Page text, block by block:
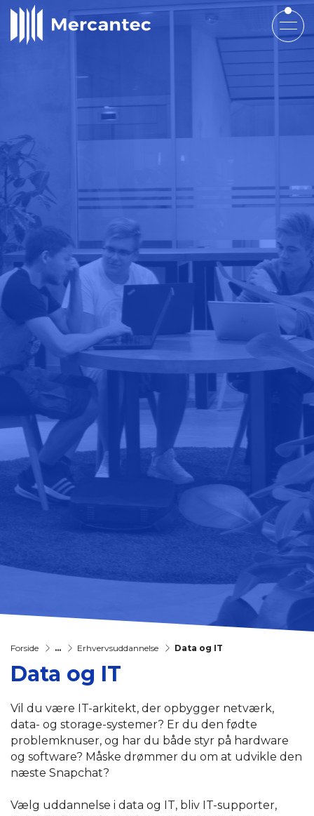
Forside ... Erhvervsuddannelse Data og IT
Data og IT
Vil du være IT-arkitekt, der opbygger netværk,
data- og storage-systemer? Er du den fødte
problemknuser, og har du både styr på hardware
og software? Måske drømmer du om at udvikle den
næste Snapchat?
Vælg uddannelse i data og IT, bliv IT-supporter,